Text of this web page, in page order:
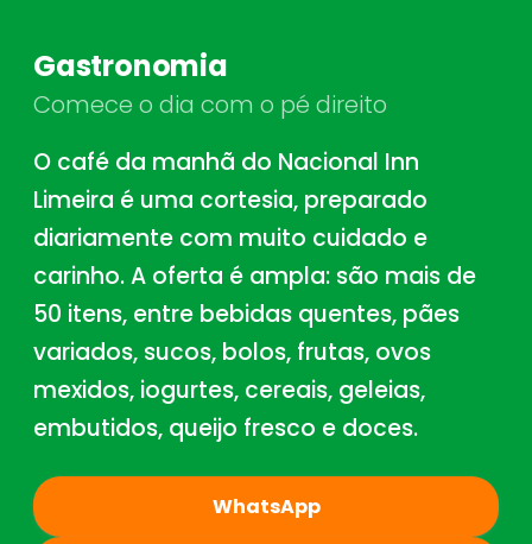
Gastronomia
Comece o dia com o pé direito
O café da manhã do Nacional Inn
Limeira é uma cortesia, preparado
diariamente com muito cuidado e
carinho. A oferta é ampla: são mais de
50 itens, entre bebidas quentes, pães
variados, sucos, bolos, frutas, ovos
mexidos, iogurtes, cereais, geleias,
embutidos, queijo fresco e doces.
WhatsApp